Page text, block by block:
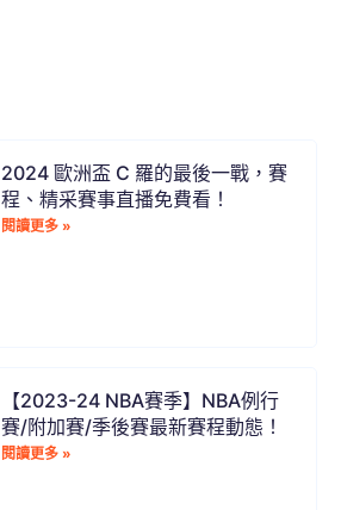
2024 歐洲盃 C 羅的最後一戰，賽
程、精采賽事直播免費看！
閱讀更多 »
【2023-24 NBA賽季】NBA例行
賽/附加賽/季後賽最新賽程動態！
閱讀更多 »